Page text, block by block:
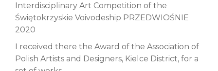
Interdisciplinary Art Competition of the
Świętokrzyskie Voivodeship PRZEDWIOŚNIE
2020
I received there the Award of the Association of
Polish Artists and Designers, Kielce District, for a